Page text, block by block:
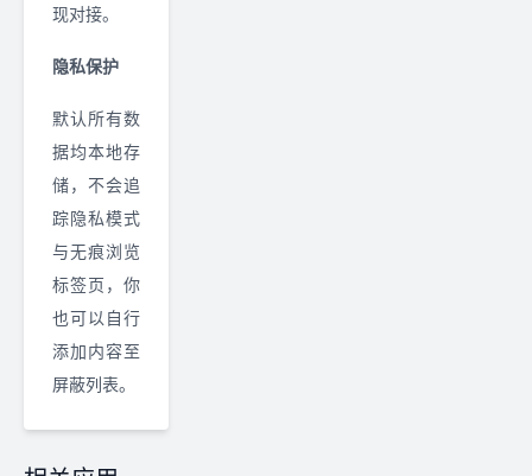
现对接。
隐私保护
默认所有数
据均本地存
储，不会追
踪隐私模式
与无痕浏览
标签页，你
也可以自行
添加内容至
屏蔽列表。